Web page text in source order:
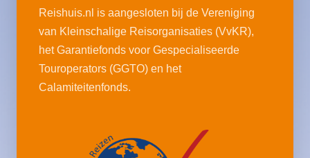
Reishuis.nl is aangesloten bij de Vereniging
van Kleinschalige Reisorganisaties (VvKR),
het Garantiefonds voor Gespecialiseerde
Touroperators (GGTO) en het
Calamiteitenfonds.